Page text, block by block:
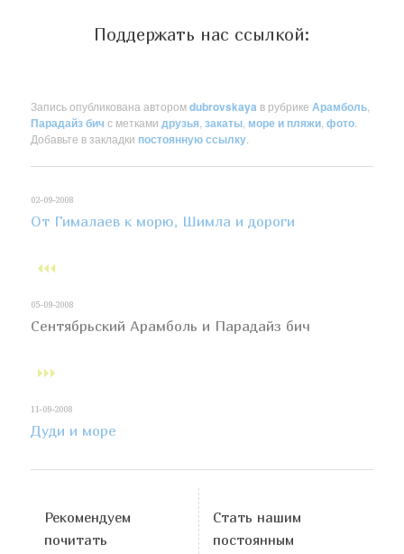
Поддержать нас ссылкой:
Запись опубликована авторомdubrovskaya в рубрикеАрамболь
Парадайз бич с метками друзья ,закаты море и пляжи ,фото
Добавьте в закладки постоянную ссылку
02-09-2008
От Гималаев к морю, Шимла и дороги
05-09-2008
Сентябрьский Арамболь и Парадайз бич
11-09-2008
Дуди и море
Рекомендуем
почитать
Стать нашим
постоянным